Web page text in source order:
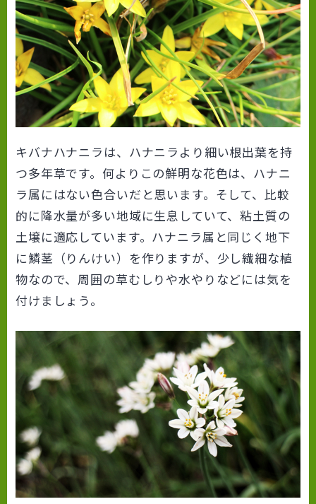
キバナハナニラは、ハナニラより細い根出葉を持
つ多年草です。何よりこの鮮明な花色は、ハナニ
ラ属にはない色合いだと思います。そして、比較
的に降水量が多い地域に生息していて、粘土質の
土壌に適応しています。ハナニラ属と同じく地下
に鱗茎（りんけい）を作りますが、少し繊細な植
物なので、周囲の草むしりや水やりなどには気を
付けましょう。